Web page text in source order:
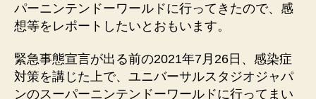
パーニンテンドーワールドに行ってきたので、感
想等をレポートしたいとおもいます。
緊急事態宣言が出る前の2021年7月26日、感染症
対策を講じた上で、ユニバーサルスタジオジャパ
ンのスーパーニンテンドーワールドに行ってまい